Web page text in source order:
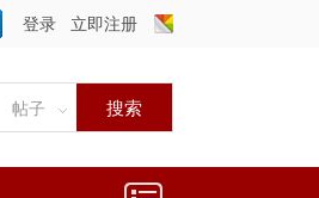
登录
立即注册
帖子 搜索